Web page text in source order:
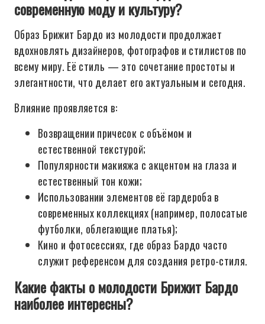
современную моду и культуру?
Образ Брижит Бардо из молодости продолжает
вдохновлять дизайнеров, фотографов и стилистов по
всему миру. Её стиль — это сочетание простоты и
элегантности, что делает его актуальным и сегодня.
Влияние проявляется в:
Возвращении причесок с объёмом и
естественной текстурой;
Популярности макияжа с акцентом на глаза и
естественный тон кожи;
Использовании элементов её гардероба в
современных коллекциях (например, полосатые
футболки, облегающие платья);
Кино и фотосессиях, где образ Бардо часто
служит референсом для создания ретро-стиля.
Какие факты о молодости Брижит Бардо
наиболее интересны?